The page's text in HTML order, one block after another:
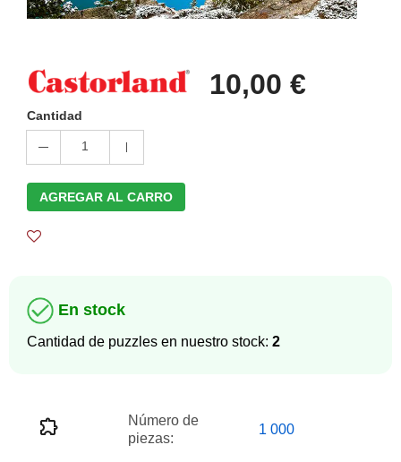
10,00 €
Cantidad
1
AGREGAR AL CARRO
En stock
Cantidad de puzzles en nuestro stock: 2
Número de
piezas:
1 000